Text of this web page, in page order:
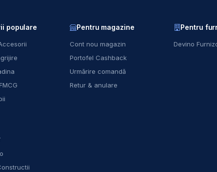
populare Pentru magazine
Cont nou magazin
Portofel Cashback
Urmărire comandă
Retur & anulare
Pentru
Devino